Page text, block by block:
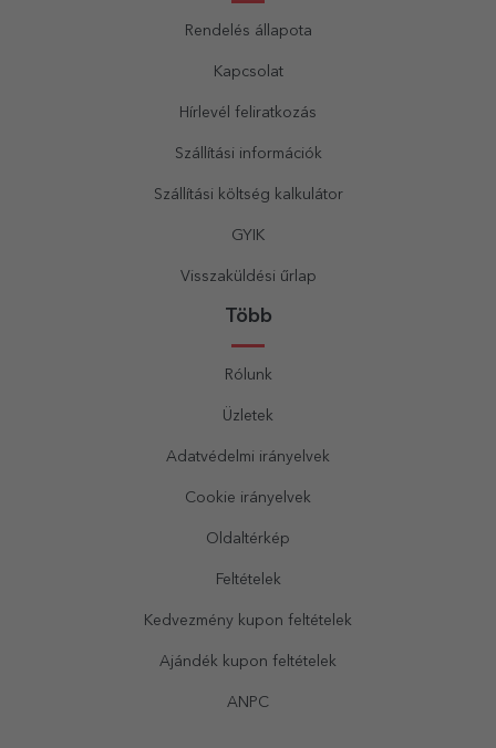
Rendelés állapota
Kapcsolat
Hírlevél feliratkozás
Szállítási információk
Szállítási költség kalkulátor
GYIK
Visszaküldési űrlap
Több
Rólunk
Üzletek
Adatvédelmi irányelvek
Cookie irányelvek
Oldaltérkép
Feltételek
Kedvezmény kupon feltételek
Ajándék kupon feltételek
ANPC